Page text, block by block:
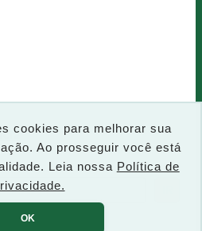
cookies para melhorar sua
Ao prosseguir você está
Leia nossa Política de
OK
P
e
q